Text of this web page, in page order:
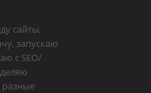
сайты,
запускаю
с SEO/